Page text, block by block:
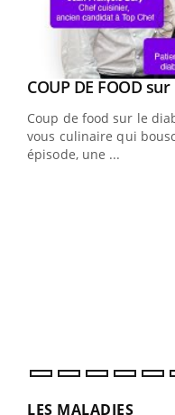
Youtube
COUP DE FOOD
Coup de food sur le
vous culinaire qui
épisode, une ...
LES MALADIES